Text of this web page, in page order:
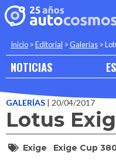
Inicio >Editorial >Galerias >
NOTICIAS
GALERÍAS | 20/04/2017
Lotus
Exige Exige Cup